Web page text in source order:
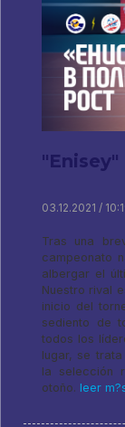
03.12.2021 /
Tras una
campeonato
albergar el
Nuestro rival
inicio del
sediento de
todos los
lugar, se
la selección
otoño. leer